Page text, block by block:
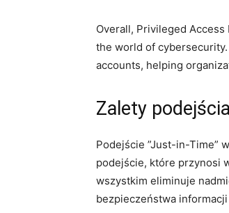
Overall, Privileged
the world of
accounts, helping
Zalety
Podejście ⁤”Just-in-Time”
podejście, które przynosi
wszystkim eliminuje
bezpieczeństwa